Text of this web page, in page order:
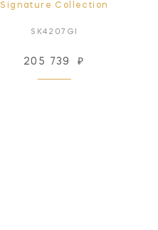
Signature Collection
SK4207GI
205 739 ₽